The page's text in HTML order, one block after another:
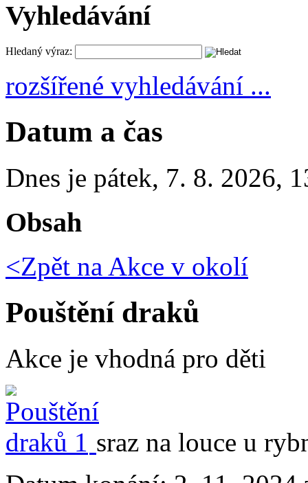
Vyhledávání
Hledaný výraz:
rozšířené vyhledávání ...
Datum a čas
Dnes je pátek, 7. 8. 2026,
Obsah
<Zpět na Akce v okolí
Pouštění draků
Akce je vhodná pro děti
sraz na louce u